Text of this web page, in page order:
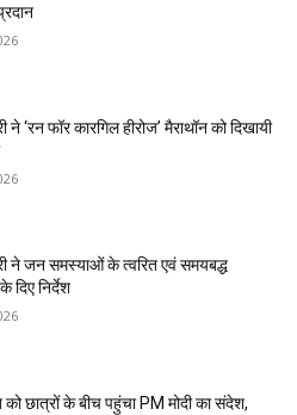
ने ‘रन फॉर कारगिल हीरोज’ मैराथॉन को दिखायी
ने जन समस्याओं के त्वरित एवं समयबद्ध
दिए निर्देश
को छात्रों के बीच पहुंचा PM मोदी का संदेश,